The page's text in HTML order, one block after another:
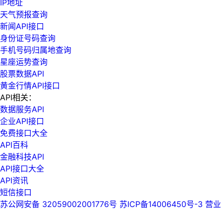
IP地址
天气预报查询
新闻API接口
身份证号码查询
手机号码归属地查询
星座运势查询
股票数据API
黄金行情API接口
API相关：
数据服务API
企业API接口
免费接口大全
API百科
金融科技API
API接口大全
API资讯
短信接口
苏公网安备 32059002001776号 苏ICP备14006450号-3 营业